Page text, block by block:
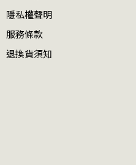
隱私權聲明
服務條款
退換貨須知